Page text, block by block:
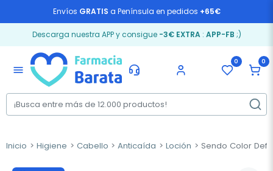
Envíos GRATIS a Península en pedidos +65€
Descarga nuestra APP y consigue -3€ EXTRA: APP-FB ;)
menu
0 0
Inicio Higiene Cabello Anticaída Loción Sendo Color